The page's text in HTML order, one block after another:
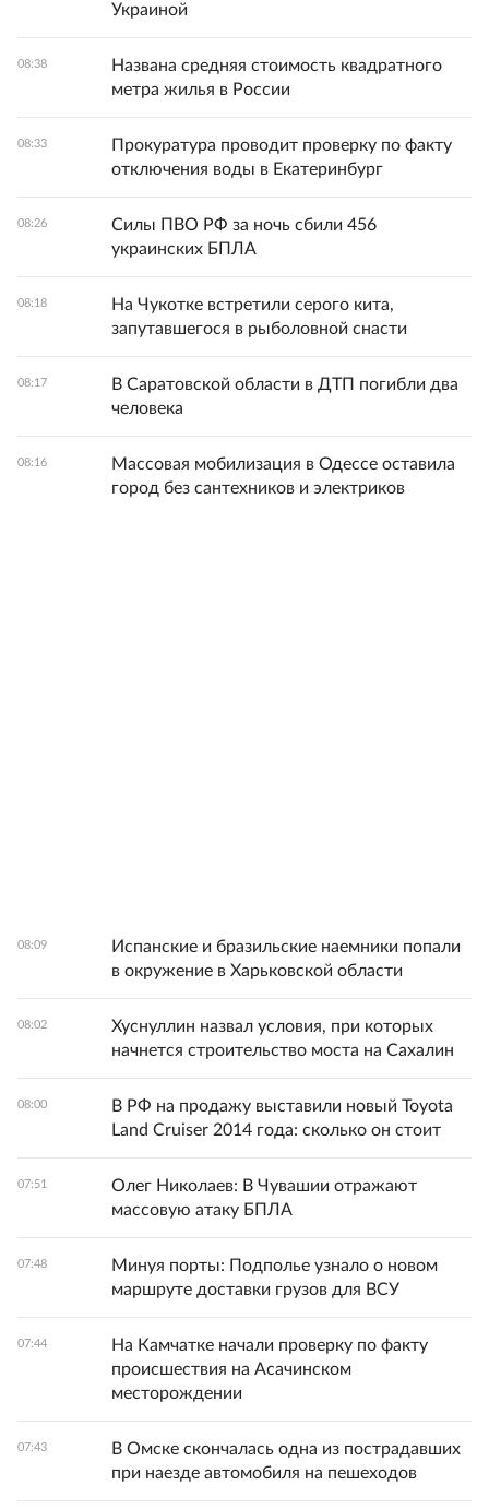
Украиной
08:38
Названа средняя стоимость квадратного
метра жилья в России
08:33
Прокуратура проводит проверку по факту
отключения воды в Екатеринбург
08:26
Силы ПВО РФ за ночь сбили 456
украинских БПЛА
08:18
На Чукотке встретили серого кита,
запутавшегося в рыболовной снасти
08:17
В Саратовской области в ДТП погибли два
человека
08:16
Массовая мобилизация в Одессе оставила
город без сантехников и электриков
08:09
Испанские и бразильские наемники попали
в окружение в Харьковской области
08:02
Хуснуллин назвал условия, при которых
начнется строительство моста на Сахалин
08:00
В РФ на продажу выставили новый Toyota
Land Cruiser 2014 года: сколько он стоит
07:51
Олег Николаев: В Чувашии отражают
массовую атаку БПЛА
07:48
Минуя порты: Подполье узнало о новом
маршруте доставки грузов для ВСУ
07:44
На Камчатке начали проверку по факту
происшествия на Асачинском
месторождении
07:43
В Омске скончалась одна из пострадавших
при наезде автомобиля на пешеходов